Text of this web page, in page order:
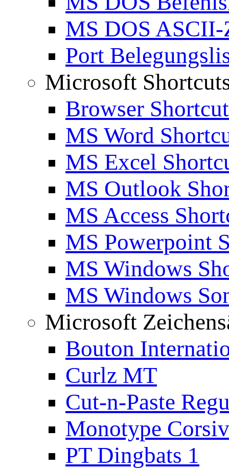
MS DOS ASCII-
Port
Microsoft
Browser
MS Word
MS Excel
MS Outlook
MS Access
MS Powerpoint
MS Windows
MS Windows
Microsoft
Bouton
Curlz MT
Cut-n-Paste
Monotype
PT Dingbats 1